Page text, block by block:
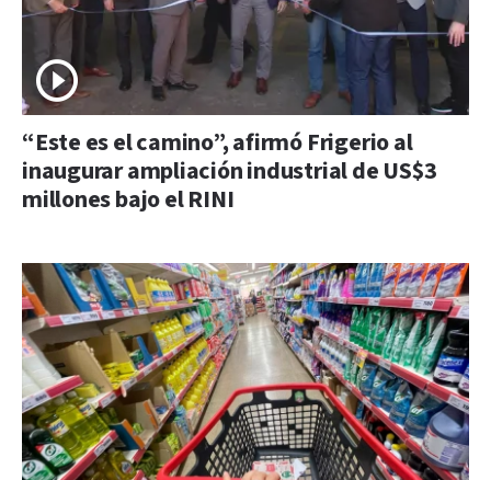
“Este es el camino”, afirmó Frigerio al
inaugurar ampliación industrial de US$3
millones bajo el RINI